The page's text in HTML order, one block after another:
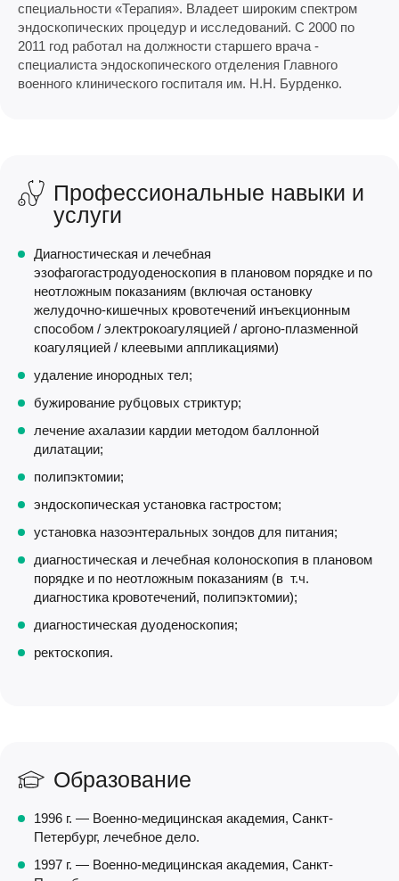
специальности «Терапия». Владеет широким спектром
эндоскопических процедур и исследований. С 2000 по
2011 год работал на должности старшего врача -
специалиста эндоскопического отделения Главного
военного клинического госпиталя им. Н.Н. Бурденко.
Профессиональные навыки и
услуги
Диагностическая и лечебная
эзофагогастродуоденоскопия в плановом порядке и по
неотложным показаниям (включая остановку
желудочно-кишечных кровотечений инъекционным
способом / электрокоагуляцией / аргоно-плазменной
коагуляцией / клеевыми аппликациями)
удаление инородных тел;
бужирование рубцовых стриктур;
лечение ахалазии кардии методом баллонной
дилатации;
полипэктомии;
эндоскопическая установка гастростом;
установка назоэнтеральных зондов для питания;
диагностическая и лечебная колоноскопия в плановом
порядке и по неотложным показаниям (в т.ч.
диагностика кровотечений, полипэктомии);
диагностическая дуоденоскопия;
ректоскопия.
Образование
1996 г. — Военно-медицинская академия, Санкт-
Петербург, лечебное дело.
1997 г. — Военно-медицинская академия, Санкт-